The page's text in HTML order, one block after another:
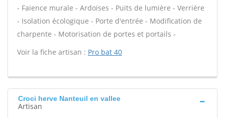
- Faïence murale - Ardoises - Puits de lumière - Verrière
- Isolation écologique - Porte d'entrée - Modification de
charpente - Motorisation de portes et portails -
Voir la fiche artisan : Pro bat 40
Croci herve Nanteuil en vallee
Artisan